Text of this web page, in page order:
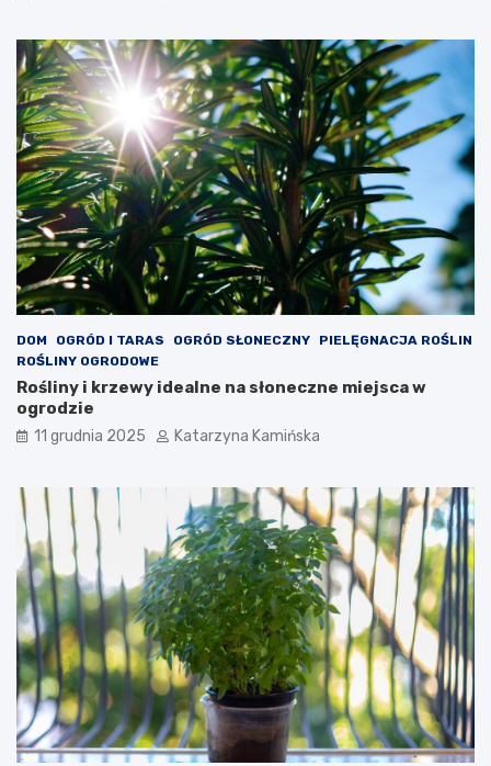
o
m
i
e
s
z
c
z
e
n
i
a
c
h
k
t
y
,
k
t
ó
r
e
w
a
r
t
o
s
p
o
ż
w
ć
DOM OGRÓD I TARAS OGRÓD SŁONECZNY
PIELĘGNACJA ROŚLIN
ROŚLINY OGRODOWE
Rośliny i krzewy idealne na słoneczne miejsca w
ogrodzie
11 grudnia 2025 Katarzyna Kamińska